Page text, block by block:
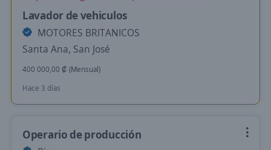
Lavador de vehiculos
MOTORES BRITANICOS
Santa Ana, San José
400 000,00 ₡ (Mensual)
Hace 3 días
Operario de producción